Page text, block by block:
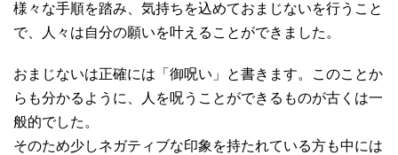
様々な手順を踏み、気持ちを込めておまじないを行うこと
で、人々は自分の願いを叶えることができました。
おまじないは正確には「御呪い」と書きます。このことか
らも分かるように、人を呪うことができるものが古くは一
般的でした。
そのため少しネガティブな印象を持たれている方も中には